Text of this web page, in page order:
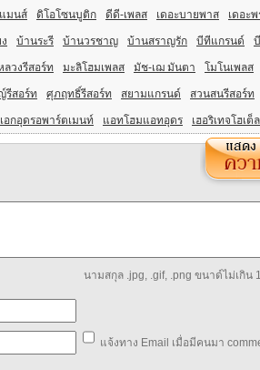
มนส์ ดิโอโซนบูติก ดีดี-เพลส เดอะบายพาส เดอะ
บ้านระรี บ้านวรชาญ บ้านสราญรัก บีทีแกรนด์
วงรีสอร์ท มะลิโฮมเพลส มัช-เฌ มันตา โมโนเพลส
สอร์ท ศุภฤทธิ์รีสอร์ท สยามแกรนด์ สวนสนรีสอร์ท
เอกอุดรอพาร์ตเมนท์ แอทโฮมแอทอุดร เฮอริเทจโฮเต็ล
นามสกุล .jpg, .gif, .png ขนาด์ไม่เกิน
แจ้งทาง Email เมื่อมีคนมา